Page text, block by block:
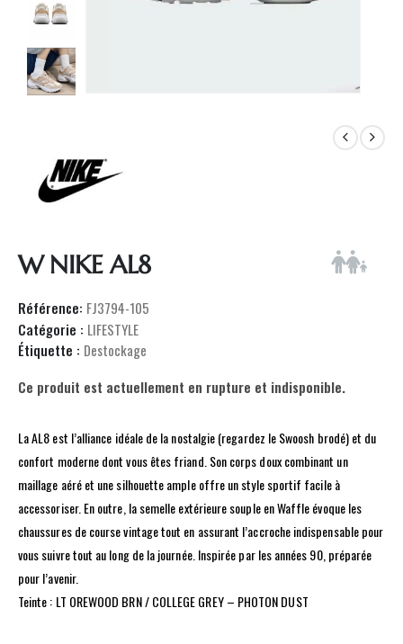
W NIKE AL8
Référence: FJ3794-105
Catégorie : LIFESTYLE
Étiquette : Destockage
Ce produit est actuellement en rupture et indisponible.
La AL8 est l’alliance idéale de la nostalgie (regardez le Swoosh brodé) et du
confort moderne dont vous êtes friand. Son corps doux combinant un
maillage aéré et une silhouette ample offre un style sportif facile à
accessoriser. En outre, la semelle extérieure souple en Waffle évoque les
chaussures de course vintage tout en assurant l’accroche indispensable pour
vous suivre tout au long de la journée. Inspirée par les années 90, préparée
pour l’avenir.
Teinte : LT OREWOOD BRN / COLLEGE GREY – PHOTON DUST